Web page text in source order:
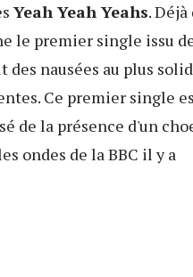
Yeah Yeah Yeahs.
le premier single issu
nausées au plus
Ce premier single
de la présence d'un
ondes de la BBC il y a